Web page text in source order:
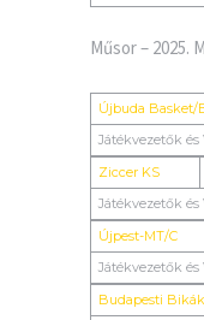
Műsor – 2025.
Újbuda Basket/
Játékvezetők és
Ziccer KS
Játékvezetők és
Újpest-MT/C
Játékvezetők és
Budapesti Bikák